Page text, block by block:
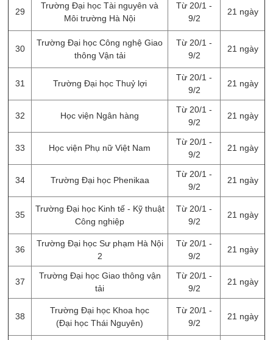
29
Trường Đại học Tài nguyên và
Môi trường Hà Nội
Từ 20/1 -
9/2
21 ngày
30
Trường Đại học Công nghệ Giao
thông Vận tải
Từ 20/1 -
9/2
21 ngày
31 Trường Đại học Thuỷ lợi
Từ 20/1 -
9/2
21 ngày
32 Học viện Ngân hàng
Từ 20/1 -
9/2
21 ngày
33 Học viện Phụ nữ Việt Nam
Từ 20/1 -
9/2
21 ngày
34 Trường Đại học Phenikaa
Từ 20/1 -
9/2
21 ngày
35
Trường Đại học Kinh tế - Kỹ thuật
Công nghiệp
Từ 20/1 -
9/2
21 ngày
36
Trường Đại học Sư phạm Hà Nội
2
Từ 20/1 -
9/2
21 ngày
37
Trường Đại học Giao thông vận
tải
Từ 20/1 -
9/2
21 ngày
38
Trường Đại học Khoa học
(Đại học Thái Nguyên)
Từ 20/1 -
9/2
21 ngày